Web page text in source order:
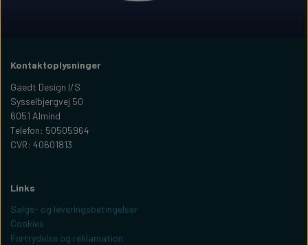
Kontaktoplysninger
Gaedt Design I/S
Sysselbjergvej 50
6051 Almind
Telefon: 50505964
CVR: 40601813
Links
Salgs- og leveringsbetingelser
Cookies
Fortrydelse og reklamation